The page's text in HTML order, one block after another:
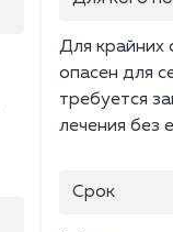
Для крайних
опасен для
требуется
лечения без
Срок